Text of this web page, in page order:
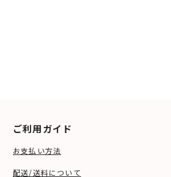
ご利用ガイド
お支払い方法
配送/送料について